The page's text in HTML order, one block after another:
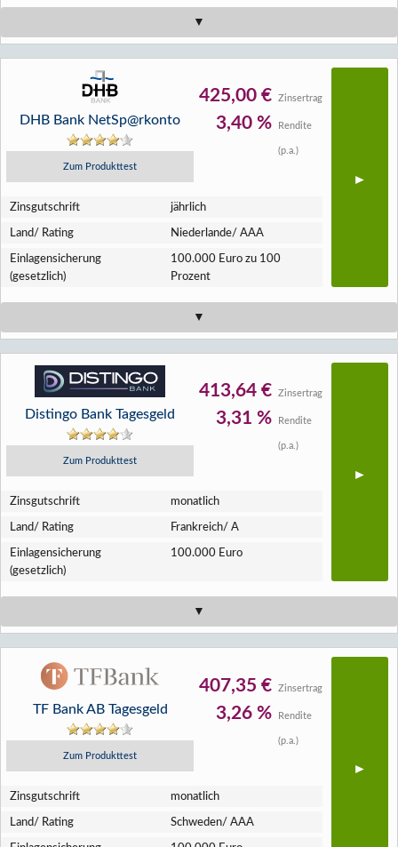
DHB Bank NetSp@rkonto
Zum Produkttest
425,00 € Zinsertrag
3,40 % Rendite
(p.a.)
Zins­gutschrift jährlich
Land/ Rating Niederlande/ AAA
Einlagen­sicherung
(gesetzlich)
100.000 Euro zu 100
Prozent
Distingo Bank Tagesgeld
Zum Produkttest
413,64 € Zinsertrag
3,31 % Rendite
(p.a.)
Zins­gutschrift monatlich
Land/ Rating Frankreich/ A
Einlagen­sicherung
(gesetzlich)
100.000 Euro
TF Bank AB Tagesgeld
Zum Produkttest
407,35 € Zinsertrag
3,26 % Rendite
(p.a.)
Zins­gutschrift monatlich
Land/ Rating Schweden/ AAA